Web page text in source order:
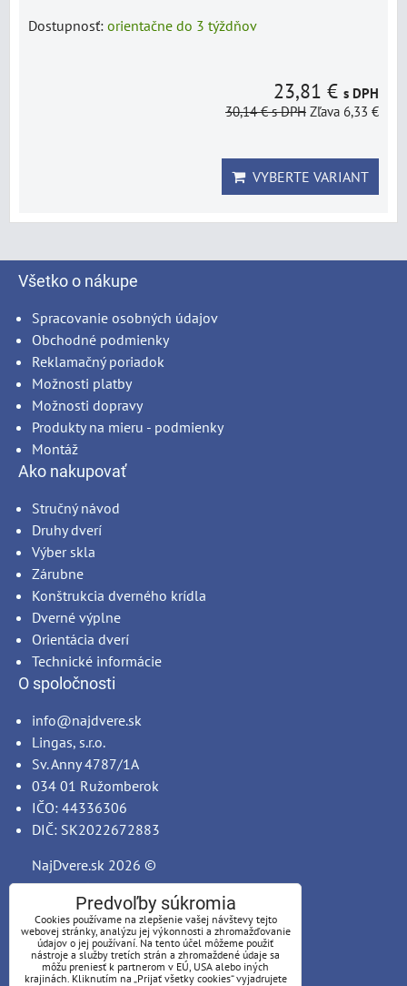
Dostupnosť: orientačne do 3 týždňov
23,81 € s DPH
30,14 €s DPH Zľava 6,33 €
VYBERTE VARIANT
Všetko o nákupe
Spracovanie osobných údajov
Obchodné podmienky
Reklamačný poriadok
Možnosti platby
Možnosti dopravy
Produkty na mieru - podmienky
Montáž
Ako nakupovať
Stručný návod
Druhy dverí
Výber skla
Zárubne
Konštrukcia dverného krídla
Dverné výplne
Orientácia dverí
Technické informácie
O spoločnosti
info@najdvere.sk
Lingas, s.r.o.
Sv. Anny 4787/1A
034 01 Ružomberok
IČO: 44336306
DIČ: SK2022672883
NajDvere.sk 2026 ©
Predvoľby súkromia
Cookies používame na zlepšenie vašej návštevy tejto
webovej stránky, analýzu jej výkonnosti a zhromažďovanie
údajov o jej používaní. Na tento účel môžeme použiť
nástroje a služby tretích strán a zhromaždené údaje sa
môžu preniesť k partnerom v EÚ, USA alebo iných
krajinách. Kliknutím na „Prijať všetky cookies“ vyjadrujete